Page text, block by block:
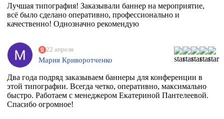
Лучшая типография! Заказывали баннер на мероприятие,
всё было сделано оперативно, профессионально и
качественно! Однозначно рекомендую
22 апреля
Мария Криворотченко
Два года подряд заказываем баннеры для конференции в
этой типографии. Всегда четко, оперативно, максимально
быстро. Работаем с менеджером Екатериной Пантелеевой.
Спасибо огромное!